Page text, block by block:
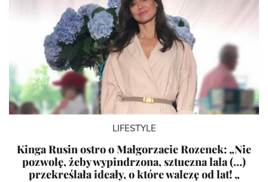
LIFESTYLE
Kinga Rusin ostro o Małgorzacie Rozenek: „Nie
pozwolę, żeby wypindrzona, sztuczna lala (…)
przekreślała ideały, o które walczę od lat! „